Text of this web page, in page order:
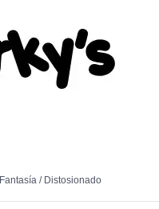
Fantasía / Distosionado